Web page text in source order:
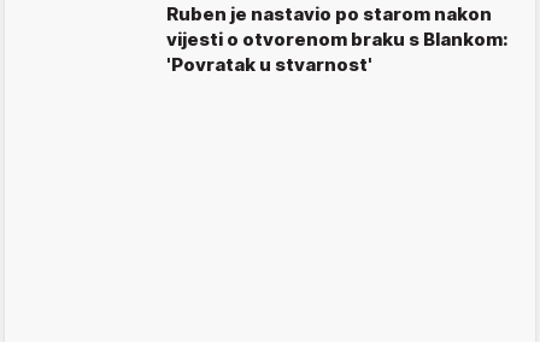
Ruben je nastavio po starom nakon
vijesti o otvorenom braku s Blankom:
'Povratak u stvarnost'